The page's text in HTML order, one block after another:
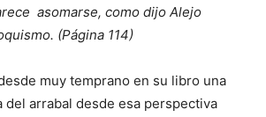
asomarse, como dijo Alejo
(Página 114)
muy temprano en su libro una
del arrabal desde esa perspectiva